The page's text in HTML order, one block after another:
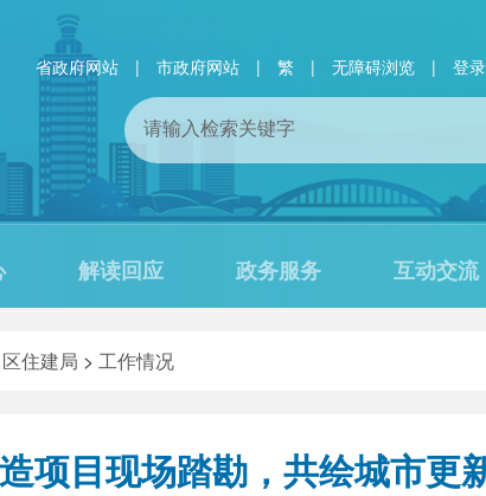
省政府网站 | 市政府网站 | 繁 | 无障碍浏览 | 登录
解读回应 政务服务 互动交流
区住建局 > 工作情况
项目现场踏勘，共绘城市更